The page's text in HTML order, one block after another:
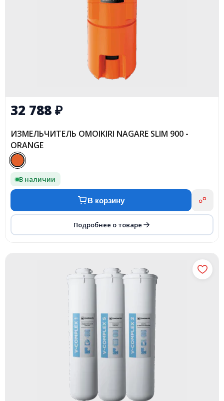
32 788₽
ИЗМЕЛЬЧИТЕЛЬ OMOIKIRI NAGARE SLIM 900 -
ORANGE
В наличии
В корзину
Подробнее о товаре